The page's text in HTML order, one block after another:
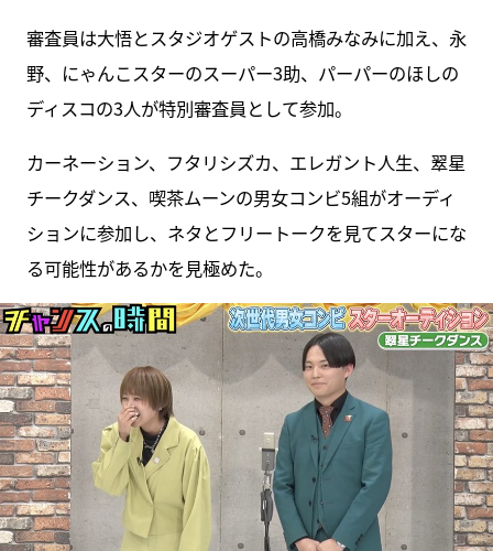
審査員は大悟とスタジオゲストの高橋みなみに加え、永
野、にゃんこスターのスーパー3助、パーパーのほしの
ディスコの3人が特別審査員として参加。
カーネーション、フタリシズカ、エレガント人生、翠星
チークダンス、喫茶ムーンの男女コンビ5組がオーディ
ションに参加し、ネタとフリートークを見てスターにな
る可能性があるかを見極めた。